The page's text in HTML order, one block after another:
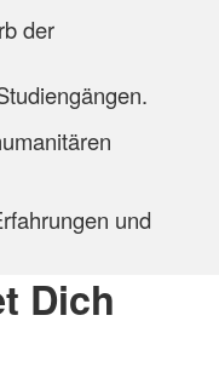
der
und
Dich